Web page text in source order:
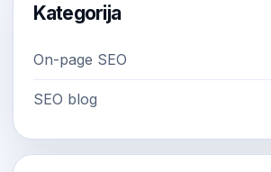
Kategorija
On-page SEO
SEO blog